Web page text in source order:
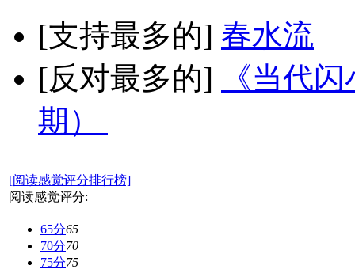
[支持最多的] 春水流
[反对最多的]
《当代
期）
[阅读感觉评分排行榜]
阅读感觉评分:
65分65
70分70
75分75